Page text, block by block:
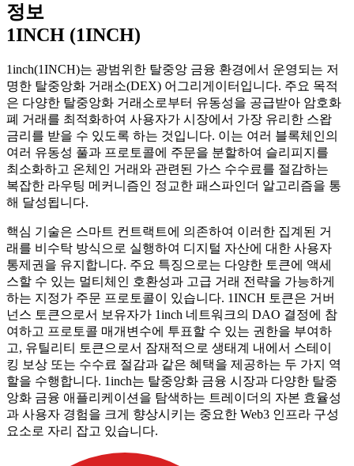
정보
1INCH (1INCH)
1inch(1INCH)는 광범위한 탈중앙 금융 환경에서 운영되는 저
명한 탈중앙화 거래소(DEX) 어그리게이터입니다. 주요 목적
은 다양한 탈중앙화 거래소로부터 유동성을 공급받아 암호화
폐 거래를 최적화하여 사용자가 시장에서 가장 유리한 스왑
금리를 받을 수 있도록 하는 것입니다. 이는 여러 블록체인의
여러 유동성 풀과 프로토콜에 주문을 분할하여 슬리피지를
최소화하고 온체인 거래와 관련된 가스 수수료를 절감하는
복잡한 라우팅 메커니즘인 정교한 패스파인더 알고리즘을 통
해 달성됩니다.
핵심 기술은 스마트 컨트랙트에 의존하여 이러한 집계된 거
래를 비수탁 방식으로 실행하여 디지털 자산에 대한 사용자
통제권을 유지합니다. 주요 특징으로는 다양한 토큰에 액세
스할 수 있는 멀티체인 호환성과 고급 거래 전략을 가능하게
하는 지정가 주문 프로토콜이 있습니다. 1INCH 토큰은 거버
넌스 토큰으로서 보유자가 1inch 네트워크의 DAO 결정에 참
여하고 프로토콜 매개변수에 투표할 수 있는 권한을 부여하
고, 유틸리티 토큰으로서 잠재적으로 생태계 내에서 스테이
킹 보상 또는 수수료 절감과 같은 혜택을 제공하는 두 가지 역
할을 수행합니다. 1inch는 탈중앙화 금융 시장과 다양한 탈중
앙화 금융 애플리케이션을 탐색하는 트레이더의 자본 효율성
과 사용자 경험을 크게 향상시키는 중요한 Web3 인프라 구성
요소로 자리 잡고 있습니다.